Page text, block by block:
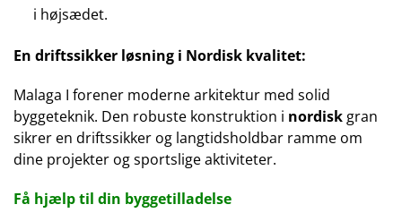
i højsædet.
En driftssikker løsning i Nordisk kvalitet:
Malaga I forener moderne arkitektur med solid
byggeteknik. Den robuste konstruktion i nordisk gran
sikrer en driftssikker og langtidsholdbar ramme om
dine projekter og sportslige aktiviteter.
Få hjælp til din byggetilladelse